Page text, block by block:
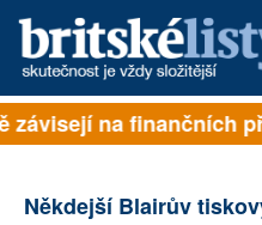
PŘIHLÁSIT
na finančních
Někdejší Blairův